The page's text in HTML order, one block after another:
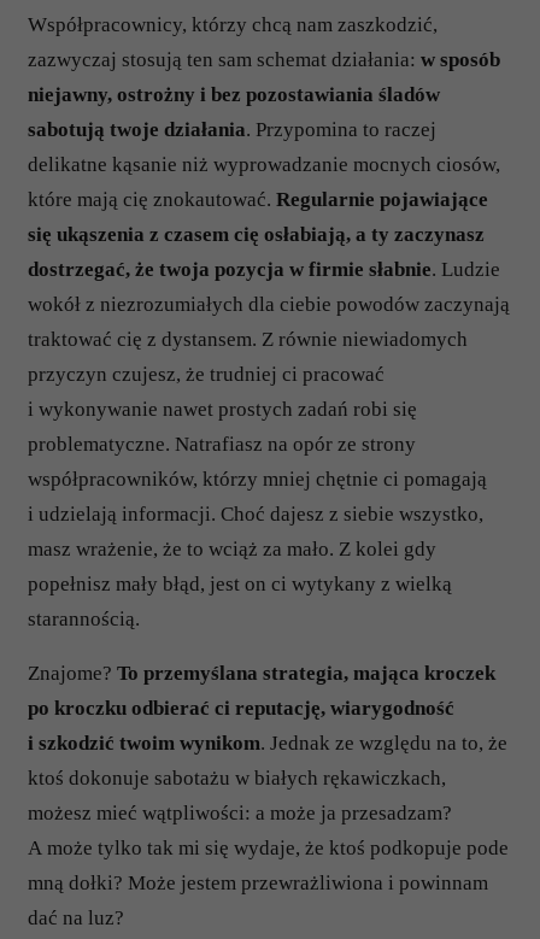
Współpracownicy, którzy chcą nam zaszkodzić,
zazwyczaj stosują ten sam schemat działania: w sposób
niejawny, ostrożny i bez pozostawiania śladów
sabotują twoje działania. Przypomina to raczej
delikatne kąsanie niż wyprowadzanie mocnych ciosów,
które mają cię znokautować. Regularnie pojawiające
się ukąszenia z czasem cię osłabiają, a ty zaczynasz
dostrzegać, że twoja pozycja w firmie słabnie. Ludzie
wokół z niezrozumiałych dla ciebie powodów zaczynają
traktować cię z dystansem. Z równie niewiadomych
przyczyn czujesz, że trudniej ci pracować
i wykonywanie nawet prostych zadań robi się
problematyczne. Natrafiasz na opór ze strony
współpracowników, którzy mniej chętnie ci pomagają
i udzielają informacji. Choć dajesz z siebie wszystko,
masz wrażenie, że to wciąż za mało. Z kolei gdy
popełnisz mały błąd, jest on ci wytykany z wielką
starannością.
Znajome? To przemyślana strategia, mająca kroczek
po kroczku odbierać ci reputację, wiarygodność
i szkodzić twoim wynikom. Jednak ze względu na to, że
ktoś dokonuje sabotażu w białych rękawiczkach,
możesz mieć wątpliwości: a może ja przesadzam?
A może tylko tak mi się wydaje, że ktoś podkopuje pode
mną dołki? Może jestem przewrażliwiona i powinnam
dać na luz?